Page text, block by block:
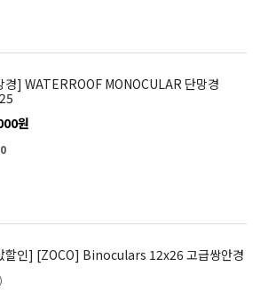
경] WATERROOF MONOCULAR 단망경
원
0
할인] [ZOCO] Binoculars 12x26 고급쌍안경